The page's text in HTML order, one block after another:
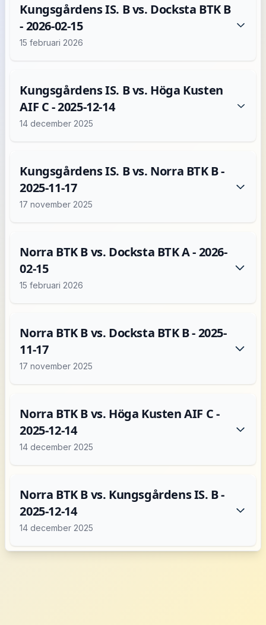
Kungsgårdens IS. B vs. Docksta BTK B
- 2026-02-15
15 februari 2026
Kungsgårdens IS. B vs. Höga Kusten
AIF C - 2025-12-14
14 december 2025
Kungsgårdens IS. B vs. Norra BTK B -
2025-11-17
17 november 2025
Norra BTK B vs. Docksta BTK A - 2026-
02-15
15 februari 2026
Norra BTK B vs. Docksta BTK B - 2025-
11-17
17 november 2025
Norra BTK B vs. Höga Kusten AIF C -
2025-12-14
14 december 2025
Norra BTK B vs. Kungsgårdens IS. B -
2025-12-14
14 december 2025